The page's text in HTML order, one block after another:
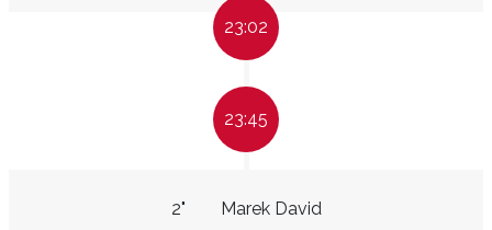
23:02
23:45
Marek David
2"